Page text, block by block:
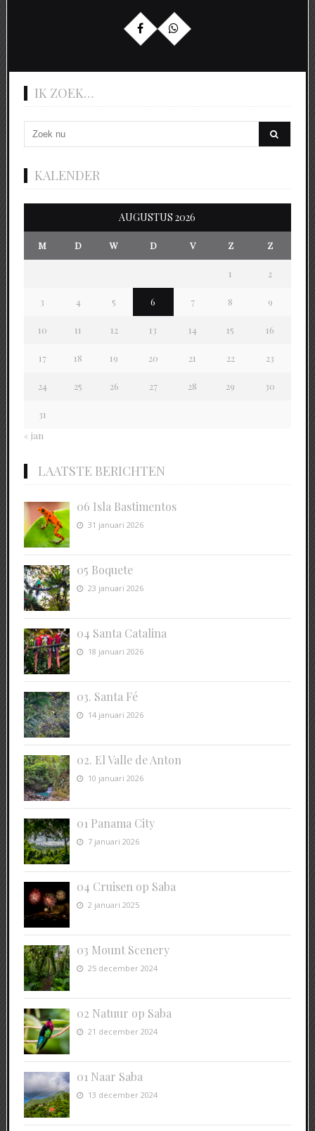
IK ZOEK…
KALENDER
AUGUSTUS 2026
M D W D V Z Z
1 2
3 4 5 6 7 8 9
10 11 12 13 14 15 16
17 18 19 20 21 22 23
24 25 26 27 28 29 30
31
« jan
LAATSTE BERICHTEN
06 Isla Bastimentos
31 januari 2026
05 Boquete
23 januari 2026
04 Santa Catalina
18 januari 2026
03. Santa Fé
14 januari 2026
02. El Valle de Anton
10 januari 2026
01 Panama City
7 januari 2026
04 Cruisen op Saba
2 januari 2025
03 Mount Scenery
25 december 2024
02 Natuur op Saba
21 december 2024
01 Naar Saba
13 december 2024